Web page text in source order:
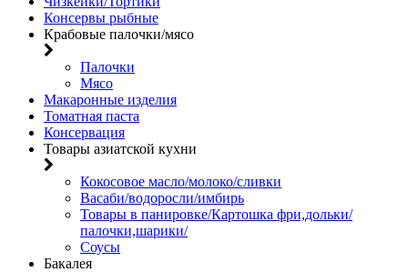
Консервы рыбные
Крабовые палочки/мясо
Палочки
Мясо
Макаронные изделия
Томатная паста
Консервация
Товары азиатской кухни
Кокосовое масло/молоко/сливки
Васаби/водоросли/имбирь
Товары в панировке/Картошка фри,дольки/
палочки,шарики/
Соусы
Бакалея